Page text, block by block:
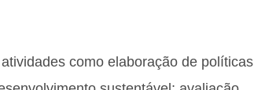
como elaboração de políticas